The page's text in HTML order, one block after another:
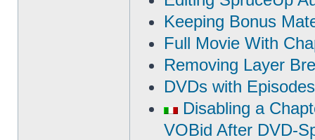
Keeping Bonus
Full Movie With
Removing Layer
DVDs with
Disabling a
VOBid After DVD-